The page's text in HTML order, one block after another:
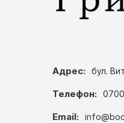
Адрес: бул.
Телефон:
Email: